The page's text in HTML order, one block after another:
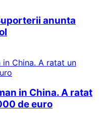
anunta
in China. A ratat
de euro